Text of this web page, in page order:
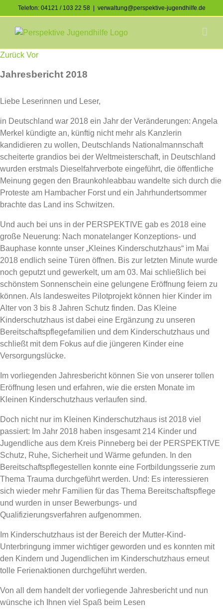
to
content
Telefon: 04121 / 103 22 58
verwaltung@perspektive-jugendhilfe.de
Facebook
Instagram
Zurück Vor
Jahresbericht 2018
Liebe Leserinnen und Leser,
in Deutschland war 2018 ein Jahr der Veränderungen: Angela
Merkel kündigte an, künftig nicht mehr als Kanzlerin
kandidieren zu wollen, Deutschlands Nationalmannschaft
scheiterte grandios bei der Weltmeisterschaft, in Deutschland
wurden erstmals Dieselfahrverbote eingeführt, die öffentliche
Meinung gegen den Braunkohleabbau wandelte sich durch die
Proteste am Hambacher Forst und ein Jahrhundertsommer
brachte das Land ins Schwitzen.
Und auch bei uns in der PERSPEKTIVE gab es 2018 eine
große Neuerung: Nach monatelanger Konzeptions- und
Bauphase konnte unser „Kleines Kinderschutzhaus“ im Mai
2018 endlich seine Türen öffnen. Bis zur letzten Minute wurde
noch geputzt und gewerkelt, um am 03. Mai schließlich bei
schönstem Sonnenschein eine gelungene Eröffnung feiern zu
können. Als landesweites Pilotprojekt können hier Kinder im
Alter von 3 bis 8 Jahren Schutz finden. Das Kleine
Kinderschutzhaus ist dabei eine Ergänzung zu unseren
Bereitschaftspflegefamilien und dem Kinderschutzhaus und
schließt mit dem Fokus auf die jüngeren Kinder eine
Versorgungslücke.
Im vorliegenden Jahresbericht können Sie von unserer tollen
Eröffnung lesen und erfahren, wie die ersten Monate im
Kleinen Kinderschutzhaus verlaufen sind.
Doch nicht nur im Kleinen Kinderschutzhaus ist 2018 viel
passiert: Im Jahr 2018 haben insgesamt 214 Kinder und
Jugendliche aus dem Kreis Pinneberg bei der PERSPEKTIVE
Schutz, Ruhe, Sicherheit und Wärme gefunden. In den
Bereitschaftspflegestellen konnte eine Fortbildungsserie zum
Thema Trauma durchgeführt werden. Und: Es interessieren
sich wieder mehr Familien für das Thema Bereitschaftspflege
und wurden in unser Bewerbungs- und
Qualifizierungsverfahren aufgenommen.
Im Kinderschutzhaus ist der Bereich der Mutter-Kind-
Unterbringung immer wichtiger geworden und es konnten mit
den Kindern und Jugendlichen im Kinderschutzhaus erneut
tolle Ferienaktionen durchgeführt werden.
Von all dem handelt der vorliegende Jahresbericht und nun
wünsche ich Ihnen viel Spaß beim Lesen